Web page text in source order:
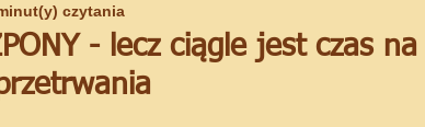
Wyzwolenia
SAVITRI-GAYATRI (Indi)
- lecz ciągle jest czas
czytania